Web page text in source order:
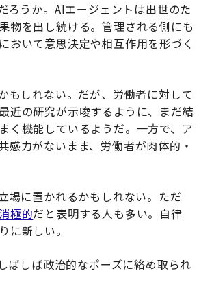
ろうか。AIエージェントは出世のた
物を出し続ける。管理される側にも
おいて意思決定や相互作用を形づく
もしれない。だが、労働者に対して
近の研究が示唆するように、まだ結
く機能しているようだ。一方で、ア
力がないまま、労働者が肉体的・
場に置かれるかもしれない。ただ
極的だと表明する人も多い。自律
新しい。
ばしば政治的なポーズに絡め取られ